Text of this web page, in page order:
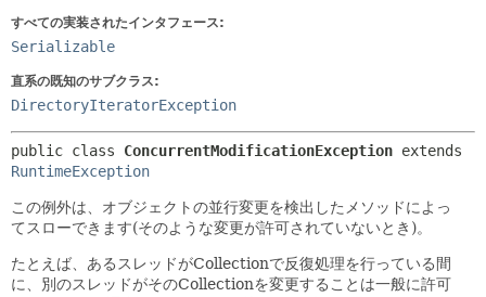
索引
ヘルプ
すべての実装されたインタフェース:
Serializable
直系の既知のサブクラス:
DirectoryIteratorException
public class ConcurrentModificationException
RuntimeException
この例外は、オブジェクトの並行変更を検出したメソッドによっ
てスローできます(そのような変更が許可されていないとき)。
たとえば、あるスレッドがCollectionで反復処理を行っている間
に、別のスレッドがそのCollectionを変更することは一般に許可